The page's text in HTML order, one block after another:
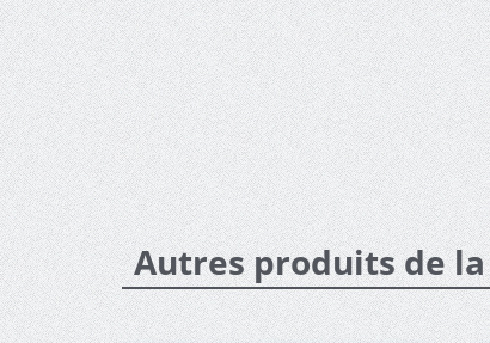
Autres produits de